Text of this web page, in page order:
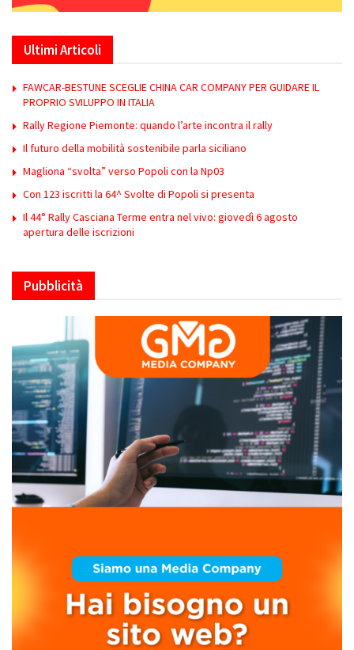
Ultimi Articoli
FAWCAR-BESTUNE SCEGLIE CHINA CAR COMPANY PER GUIDARE IL
PROPRIO SVILUPPO IN ITALIA
Rally Regione Piemonte: quando l’arte incontra il rally
Il futuro della mobilità sostenibile parla siciliano
Magliona “svolta” verso Popoli con la Np03
Con 123 iscritti la 64^ Svolte di Popoli si presenta
Il 44° Rally Casciana Terme entra nel vivo: giovedì 6 agosto
apertura delle iscrizioni
Pubblicità